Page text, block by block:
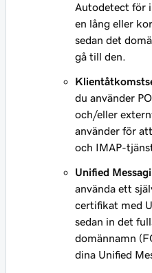
Autodetect för
en lång eller
sedan det
gå till den.
du använder
och/eller
använder för
och IMAP-
Unified
använda ett
certifikat med
sedan in det
domännamn
dina Unified